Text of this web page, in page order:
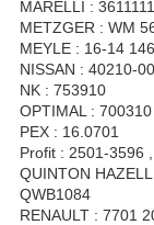
MARELLI :
METZGER : WM
MEYLE : 16-14
NISSAN : 40210-
NK : 753910
OPTIMAL :
PEX : 16.0701
Profit : 2501-3596
QUINTON
QWB1084
RENAULT : 7701